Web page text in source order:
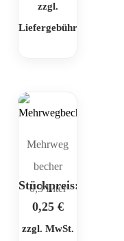
zzgl.
Liefergebühr
Mehrweg
becher
0,3 Liter
Stückpreis:
0,25 €
zzgl. MwSt.